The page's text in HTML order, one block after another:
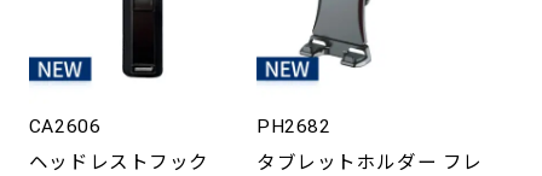
CA2606
ヘッドレストフック
PH2682
タブレットホルダー フレ